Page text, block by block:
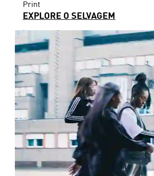
Print
EXPLORE O SELVAGEM